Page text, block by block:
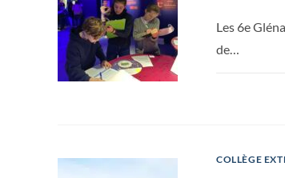
Les 6e
de…
COLLÈGE